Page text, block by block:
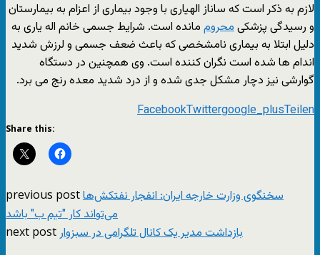
لازم به ذکر است که ساناز الهیاری با وجود بیماری از اعزام به بیمارستان
و رسیدگی پزشکیمحروم مانده است. شرایط جسمی خانم اله یاری به
دلیل ابتلا به بیماری نامشخصی که باعث ضعف جسمی و لرزش شدید
اندام ها شده است نگران کننده است. وی همچنین در دستگاه
گوارشی نیز دچار مشکل جدی شده و از درد شدید معده رنج می برد.
FacebookTwittergoogle_plusTeilen
Share this:
previous postسخنگوی وزارت خارجه ایران: انفجار نفتکش‌ها
می‌تواند کار "تیم ب" باشد
next postبازداشت مدیر یک کانال تلگرامی در سبزوار